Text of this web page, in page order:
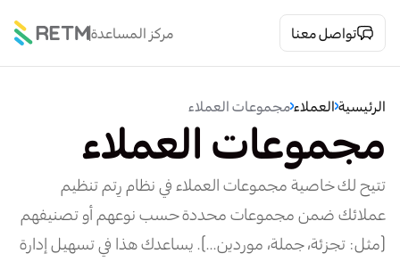
مركز المساعدة تواصل معنا
الرئيسية العملاء مجموعات العملاء
مجموعات العملاء
تتيح لك خاصية مجموعات العملاء في نظام رِتم تنظيم
عملائك ضمن مجموعات محددة حسب نوعهم أو تصنيفهم
(مثل: تجزئة، جملة، موردين...). يساعدك هذا في تسهيل إدارة